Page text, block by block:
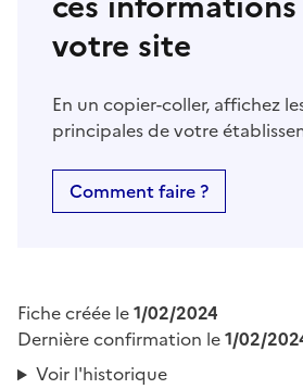
votre site
En un copier-coller, affichez
principales de votre
Comment faire ?
Fiche créée le1/02/2024
Dernière confirmation le1/02/
Voir l'historique